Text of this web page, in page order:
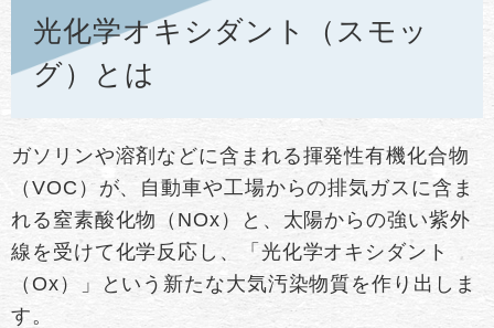
光化学オキシダント（スモッ
グ）とは
ガソリンや溶剤などに含まれる揮発性有機化合物
（VOC）が、自動車や工場からの排気ガスに含ま
れる窒素酸化物（NOx）と、太陽からの強い紫外
線を受けて化学反応し、「光化学オキシダント
（Ox）」という新たな大気汚染物質を作り出しま
す。